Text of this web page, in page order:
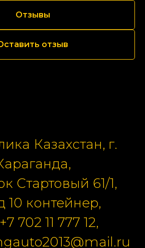
Отзывы
отзыв
Казахстан, г.
Стартовый 61/1,
10 контейнер,
+7 702 11 777 12,